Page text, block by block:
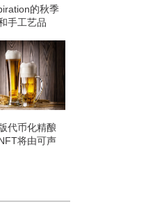
的秋季
手工艺品
代币化精酿
将由可声